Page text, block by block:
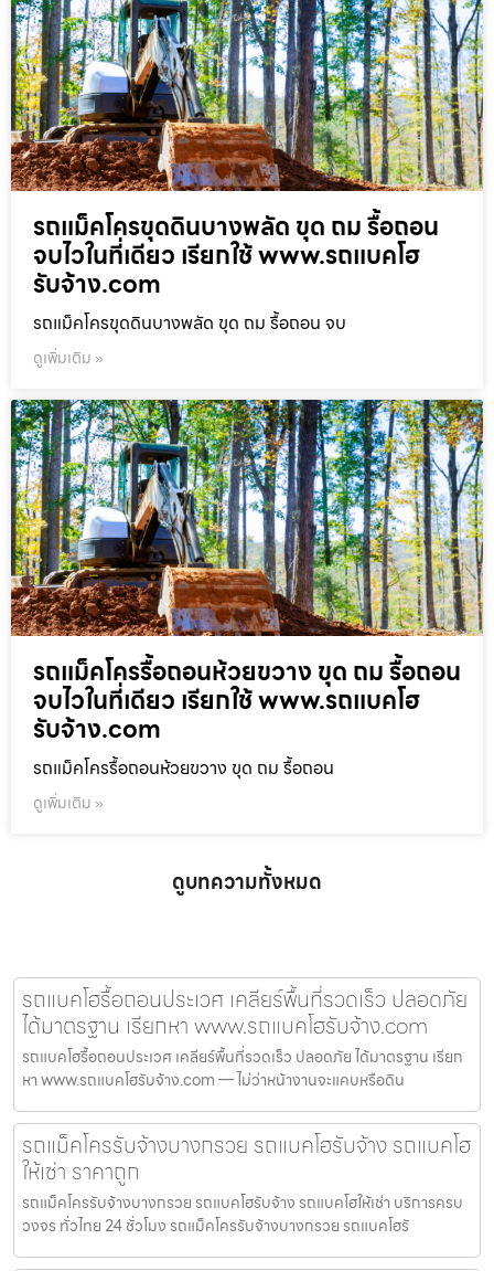
รถแม็คโครขุดดินบางพลัด ขุด ถม รื้อถอน
จบไวในที่เดียว เรียกใช้ www.รถแบคโฮ
รับจ้าง.com
รถแม็คโครขุดดินบางพลัด ขุด ถม รื้อถอน จบ
ดูเพิ่มเติม »
รถแม็คโครรื้อถอนห้วยขวาง ขุด ถม รื้อถอน
จบไวในที่เดียว เรียกใช้ www.รถแบคโฮ
รับจ้าง.com
รถแม็คโครรื้อถอนห้วยขวาง ขุด ถม รื้อถอน
ดูเพิ่มเติม »
ดูบทความทั้งหมด
รถแบคโฮรื้อถอนประเวศ เคลียร์พื้นที่รวดเร็ว ปลอดภัย
ได้มาตรฐาน เรียกหา www.รถแบคโฮรับจ้าง.com
รถแบคโฮรื้อถอนประเวศ เคลียร์พื้นที่รวดเร็ว ปลอดภัย ได้มาตรฐาน เรียก
หา www.รถแบคโฮรับจ้าง.com — ไม่ว่าหน้างานจะแคบหรือดิน
รถแม็คโครรับจ้างบางกรวย รถแบคโฮรับจ้าง รถแบคโฮ
ให้เช่า ราคาถูก
รถแม็คโครรับจ้างบางกรวย รถแบคโฮรับจ้าง รถแบคโฮให้เช่า บริการครบ
วงจร ทั่วไทย 24 ชั่วโมง รถแม็คโครรับจ้างบางกรวย รถแบคโฮรั